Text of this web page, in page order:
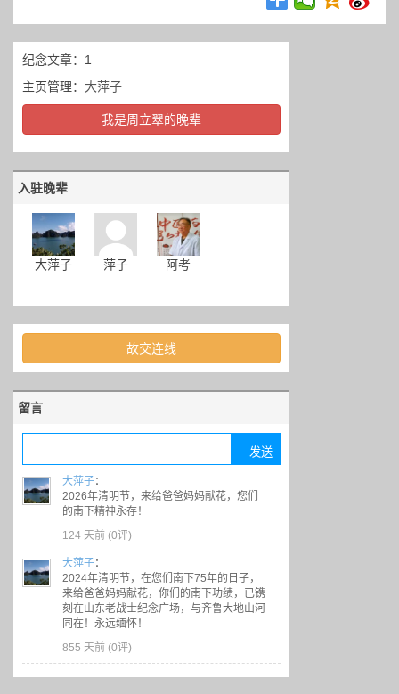
纪念文章：1
主页管理： 大萍子
我是周立翠的晚辈
入驻晚辈
大萍子 萍子 阿考
故交连线
留言
大萍子：
2026年清明节，来给爸爸妈妈献花，您们
的南下精神永存！
124 天前 (0评)
大萍子：
2024年清明节，在您们南下75年的日子，
来给爸爸妈妈献花，你们的南下功绩，已镌
刻在山东老战士纪念广场，与齐鲁大地山河
同在！永远缅怀！
855 天前 (0评)